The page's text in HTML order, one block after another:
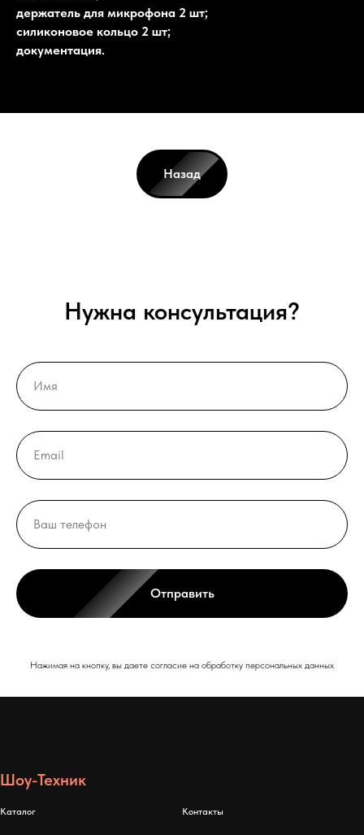
держатель для микрофона 2 шт;
силиконовое кольцо 2 шт;
документация.
Назад
Нужна консультация?
Отправить
Нажимая на кнопку, вы даете согласие на обработку персональных данных
Шоу-Техник
Каталог Контакты